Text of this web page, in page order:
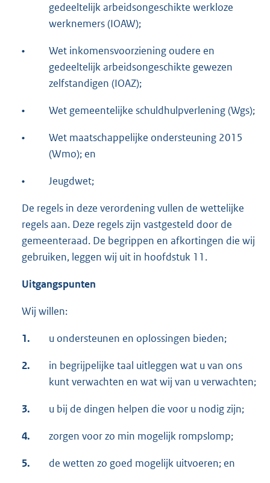
gedeeltelijk arbeidsongeschikte werkloze
werknemers (IOAW);
•
Wet inkomensvoorziening oudere en
gedeeltelijk arbeidsongeschikte gewezen
zelfstandigen (IOAZ);
• Wet gemeentelijke schuldhulpverlening (Wgs);
•
Wet maatschappelijke ondersteuning 2015
(Wmo); en
• Jeugdwet;
De regels in deze verordening vullen de wettelijke
regels aan. Deze regels zijn vastgesteld door de
gemeenteraad. De begrippen en afkortingen die wij
gebruiken, leggen wij uit in hoofdstuk 11.
Uitgangspunten
Wij willen:
1. u ondersteunen en oplossingen bieden;
2.
in begrijpelijke taal uitleggen wat u van ons
kunt verwachten en wat wij van u verwachten;
3. u bij de dingen helpen die voor u nodig zijn;
4. zorgen voor zo min mogelijk rompslomp;
5. de wetten zo goed mogelijk uitvoeren; en